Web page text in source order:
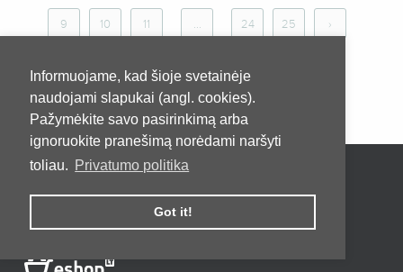
Informuojame, kad šioje svetainėje
naudojami slapukai (angl. cookies).
Pažymėkite savo pasirinkimą arba
ignoruokite pranešimą norėdami naršyti
toliau. Privatumo politika
Got it!
9 10 11 ... 24 25 ›
Pradžia Apie
Kontaktai
Privatumo taisyklės
Pirkimo taisyklės ir sąlygos